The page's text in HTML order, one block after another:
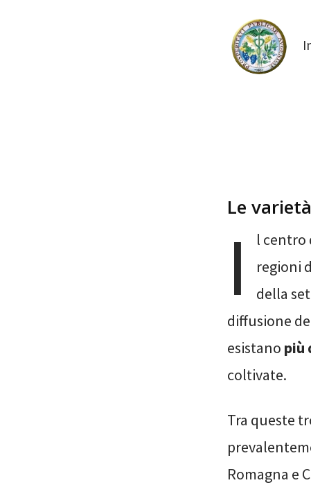
Le
I l centro
regioni
della
diffusione
esistano più
coltivate.
Tra queste
Romagna e